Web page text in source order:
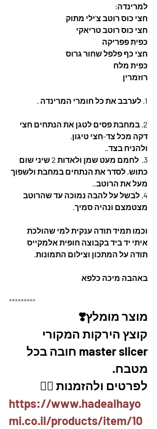
למרינדה:
חצי כוס רוטב צ'ילי מתוק
חצי כוס רוטב טריאקי
כפית פפריקה
חצי כף פלפל שחור גרוס
כפית מלח
רוזמרין
1. לערבב את כל חומרי המרינדה .
2. במחבת פסים לטגן את הנתחים חצי
דקה מכל צד-חצי טיגון.
ולהניח בצד..
3.  לחמם מעט שמן ולאדות 2 שיני שום
כתוש, לסדר את הנתחים במחבת ולשפוך
מעל את הרוטב..
4. לבשל על להבה נמוכה עד שהרוטב
מצטמצם ונהיה סמיך.
וכמו תמיד תודה ענקית למי שהולכת
איתי יד ביד בקבוצה חופית אלמקייס
תודה על המתכון וצילום התמונות.
באהבה מיכה כלפא
*********
מוצר מומלץ❣️
קוצץ הירקות המקורי
master slicer חובה בכל
מטבח.
לפרטים ולהזמנות 👇🏼
https://www.hadealhayo
mi.co.il/products/item/10